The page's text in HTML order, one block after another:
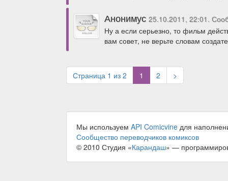
Анонимус 25.10.2011, 22:01.
Ну а если серьезно, то фильм
вам совет, не верьте словам
Страница 1 из 2 1 (current)
2 >
Мы используем API Comicvine для
Сообщество переводчиков комиксов
© 2010 Студия «Карандаш» —